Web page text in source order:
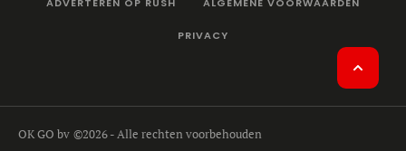
ADVERTEREN OP RUSH ALGEMENE VOORWAARDEN
PRIVACY
OK GO bv ©2026 - Alle rechten voorbehouden